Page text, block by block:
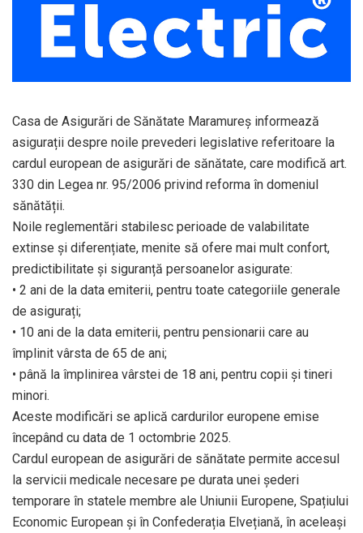
Casa de Asigurări de Sănătate Maramureș informează
asigurații despre noile prevederi legislative referitoare la
cardul european de asigurări de sănătate, care modifică art.
330 din Legea nr. 95/2006 privind reforma în domeniul
sănătății.
Noile reglementări stabilesc perioade de valabilitate
extinse și diferențiate, menite să ofere mai mult confort,
predictibilitate și siguranță persoanelor asigurate:
• 2 ani de la data emiterii, pentru toate categoriile generale
de asigurați;
• 10 ani de la data emiterii, pentru pensionarii care au
împlinit vârsta de 65 de ani;
• până la împlinirea vârstei de 18 ani, pentru copii și tineri
minori.
Aceste modificări se aplică cardurilor europene emise
începând cu data de 1 octombrie 2025.
Cardul european de asigurări de sănătate permite accesul
la servicii medicale necesare pe durata unei șederi
temporare în statele membre ale Uniunii Europene, Spațiului
Economic European și în Confederația Elvețiană, în aceleași